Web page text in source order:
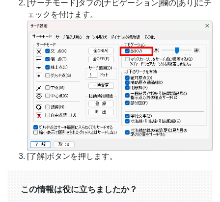
[サーチモード]タブの[ナビゲーション]欄の[あり]にチ
ェックを付けます。
[了解]ボタンを押します。
この情報は役に立ちましたか？